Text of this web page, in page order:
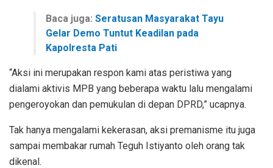
Baca juga: Seratusan Masyarakat Tayu
Gelar Demo Tuntut Keadilan pada
Kapolresta Pati
“Aksi ini merupakan respon kami atas peristiwa yang
dialami aktivis MPB yang beberapa waktu lalu mengalami
pengeroyokan dan pemukulan di depan DPRD,” ucapnya.
Tak hanya mengalami kekerasan, aksi premanisme itu juga
sampai membakar rumah Teguh Istiyanto oleh orang tak
dikenal.